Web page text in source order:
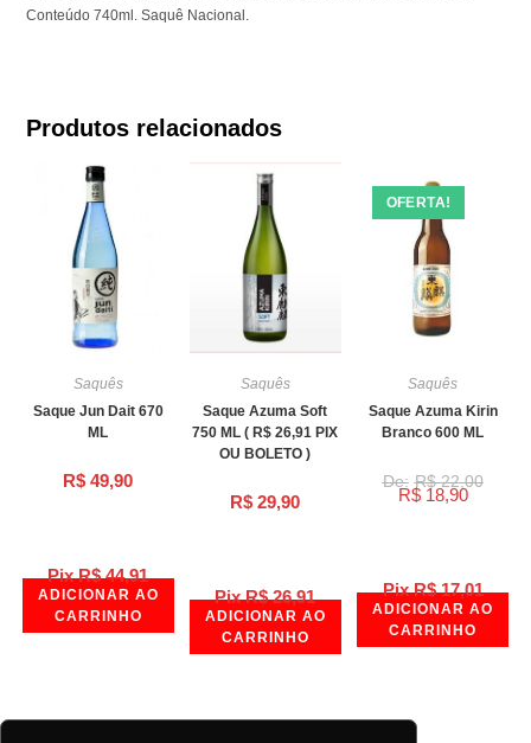
Conteúdo 740ml. Saquê Nacional.
Produtos relacionados
Pix R$44,91
Saquês
Saque Jun Dait 670
ML
R$ 49,90
ADICIONAR AO
CARRINHO
Pix R$26,91
Saquês
Saque Azuma Soft
750 ML ( R$ 26,91 PIX
OU BOLETO )
R$ 29,90
ADICIONAR AO
CARRINHO
Pix R$17,01
OFERTA!
Saquês
Saque Azuma Kirin
Branco 600 ML
R$22,00
R$18,90
ADICIONAR AO
CARRINHO